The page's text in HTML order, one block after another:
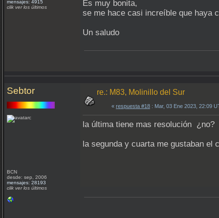
mensajes: 4915
clik ver los últimos
Es muy bonita,
se me hace casi increíble que haya
Un saludo
Sebtor
BCN
desde: sep, 2006
mensajes: 28193
clik ver los últimos
re.: M83, Molinillo del Sur
« respuesta #18 : Mar, 03 Ene 2023, 22:09
la última tiene mas resolución ¿no?
la segunda y cuarta me gustaban el